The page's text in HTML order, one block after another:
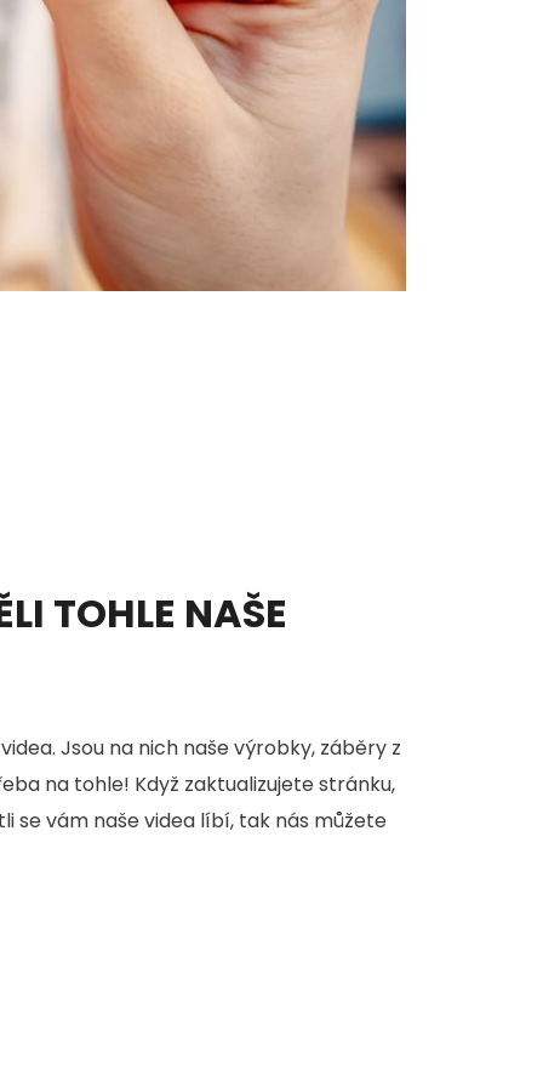
TOHLE NAŠE
Jsou na nich naše výrobky, záběry z
na tohle! Když zaktualizujete stránku,
se vám naše videa líbí, tak nás můžete